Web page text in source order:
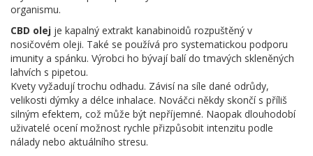
organismu.
CBD olej je kapalný extrakt kanabinoidů rozpuštěný v
nosičovém oleji. Také se používá pro systematickou podporu
imunity a spánku. Výrobci ho bývají balí do tmavých skleněných
lahvích s pipetou.
Kvety vyžadují trochu odhadu. Závisí na síle dané odrůdy,
velikosti dýmky a délce inhalace. Nováčci někdy skončí s příliš
silným efektem, což může být nepříjemné. Naopak dlouhodobí
uživatelé ocení možnost rychle přizpůsobit intenzitu podle
nálady nebo aktuálního stresu.